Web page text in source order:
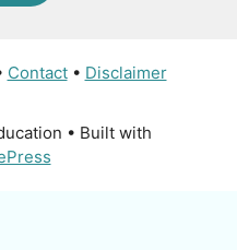
Contact• Disclaimer
• Built with